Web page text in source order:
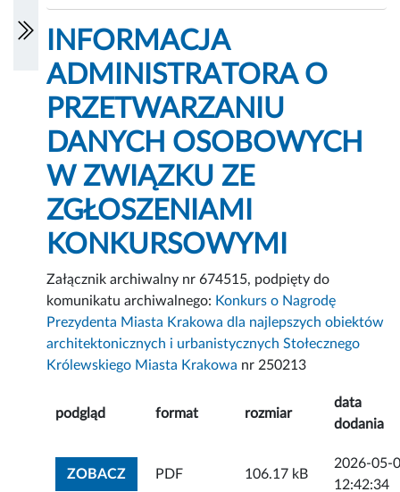
INFORMACJA
ADMINISTRATORA O
PRZETWARZANIU
DANYCH OSOBOWYCH
W ZWIĄZKU ZE
ZGŁOSZENIAMI
KONKURSOWYMI
Załącznik archiwalny nr 674515, podpięty do
komunikatu archiwalnego: Konkurs o Nagrodę
Prezydenta Miasta Krakowa dla najlepszych obiektów
architektonicznych i urbanistycznych Stołecznego
Królewskiego Miasta Krakowa nr 250213
podgląd format rozmiar
data
dodania
ZOBACZZOBACZ ZAŁĄCZNIK
PDF 106.17 kB
2026-05-
12:42:34